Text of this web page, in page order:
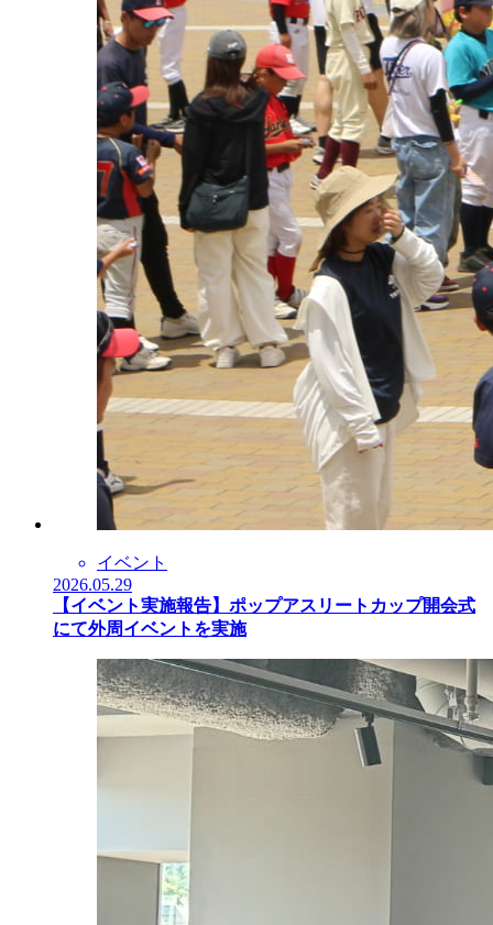
イベント
2026.05.29
【イベント実施報告】ポップアスリートカップ開会式
にて外周イベントを実施